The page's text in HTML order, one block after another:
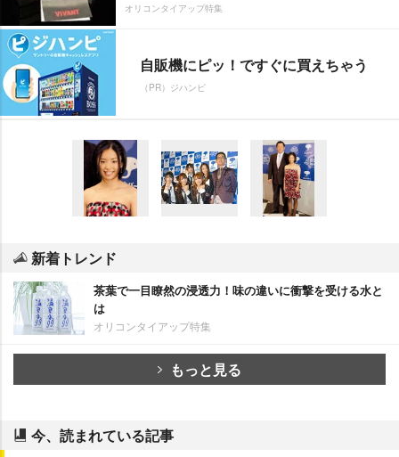
オリコンタイアップ特集
自販機にピッ！ですぐに買えちゃう
（PR）ジハンピ
新着トレンド
茶葉で一目瞭然の浸透力！味の違いに衝撃を受ける水と
は
オリコンタイアップ特集
もっと見る
今、読まれている記事